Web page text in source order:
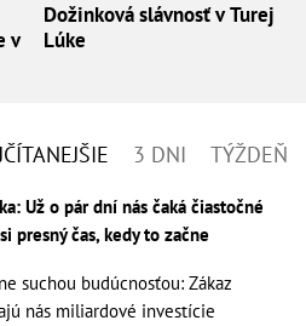
v
Dožinková slávnosť v Turej
Lúke
3 DNI TÝŽDEŇ
Už o pár dní nás čaká čiastočné
presný čas, kedy to začne
suchou budúcnosťou: Zákaz
nás miliardové investície